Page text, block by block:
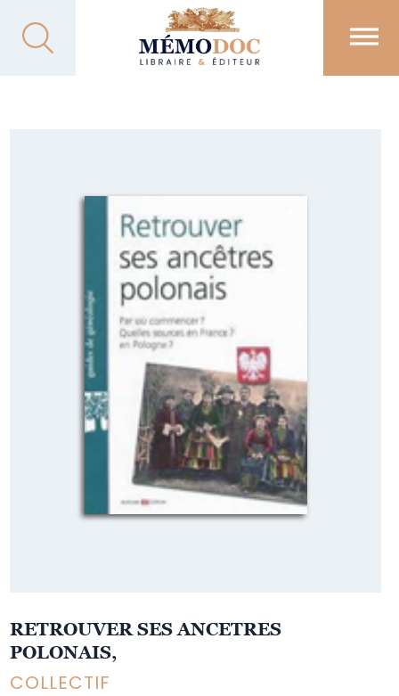
RETROUVER SES ANCETRES
POLONAIS,
COLLECTIF